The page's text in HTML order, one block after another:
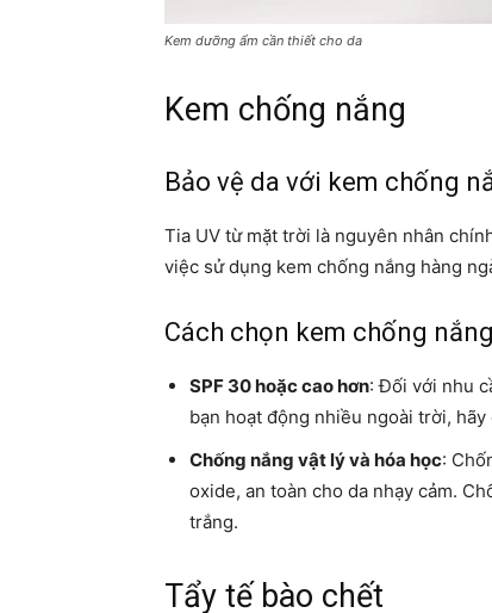
Kem dưỡng ẩm cần thiết cho da
Kem chống nắng
Bảo vệ da với kem chống
Tia UV từ mặt trời là nguyên nhân
việc sử dụng kem chống nắng hàng
Cách chọn kem chống nắng
SPF 30 hoặc cao hơn: Đối với nhu
bạn hoạt động nhiều ngoài trời,
Chống nắng vật lý và hóa học:
oxide, an toàn cho da nhạy cảm.
trắng.
Tẩy tế bào chết